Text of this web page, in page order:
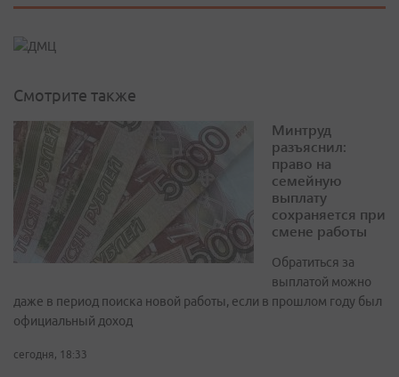
Смотрите также
Минтруд
разъяснил:
право на
семейную
выплату
сохраняется при
смене работы
Обратиться за
выплатой можно
даже в период поиска новой работы, если в прошлом году был
официальный доход
сегодня, 18:33